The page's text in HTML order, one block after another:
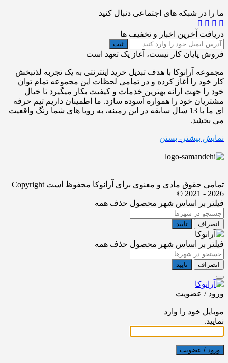
ما را در شبکه های اجتماعی دنبال کنید
دریافت آخرین اخبار و تخفیف ها
ثبت
فروش پایان کار نیست، آغاز یک تعهد است
مجموعه آرانوکا با هدف تبدیل خرید اینترنتی به یک تجربه لذتبخش
کار خود را آغاز کرده و در تمامی لحظات این مجموعه تمام توان
خود را جهت ارائه بهترین خدمات و کیفیت بکار میگیرد تا خیال
مشتریان خود را همواره آسوده سازد. ما اطمینان داریم تیم حرفه
ای ما با 13 سال سابقه در این زمینه، به رویا های شما رنگ واقعیت
می بخشد.
نمایش بیشتر - بستن
تمامی حقوق مادی و معنوی برای آرانوکا محفوظ است Copyright
© 2021 - 2026
فیلتر بر اساس شهر محصول حذف همه
انصراف تایید
فیلتر بر اساس شهر محصول حذف همه
انصراف تایید
ورود / عضویت
موبایل خود را وارد
نمایید.
ورود / عضویت